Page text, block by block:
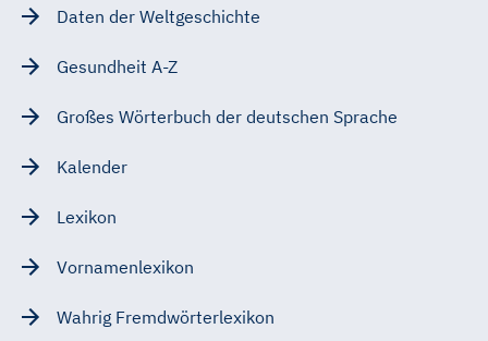
Daten der Weltgeschichte
Gesundheit A-Z
Großes Wörterbuch der deutschen Sprache
Kalender
Lexikon
Vornamenlexikon
Wahrig Fremdwörterlexikon